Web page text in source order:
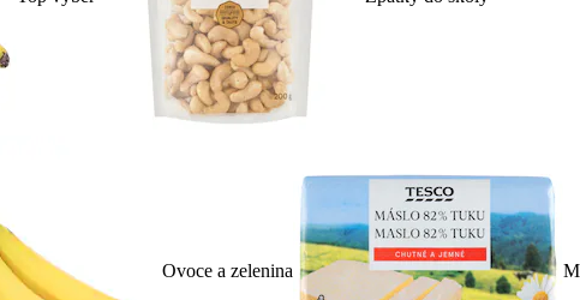
Ovoce a zelenina